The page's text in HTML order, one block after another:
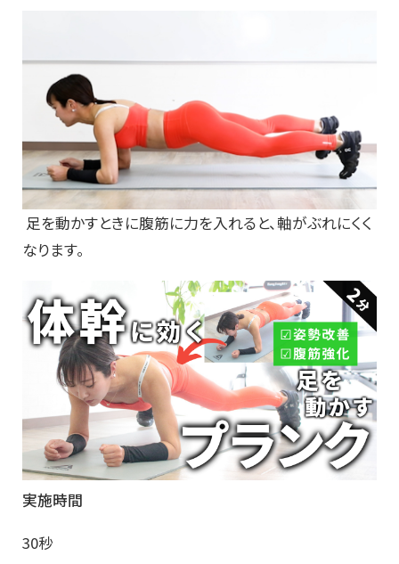
足を動かすときに腹筋に力を入れると、軸がぶれにくく
なります。
実施時間
30秒